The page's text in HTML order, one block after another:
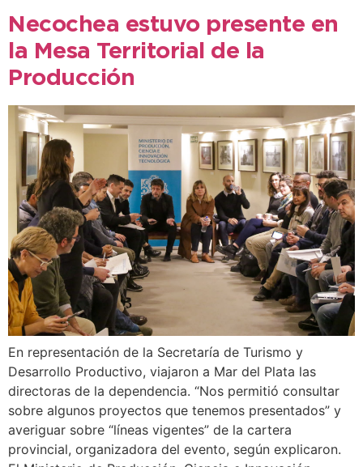
Necochea estuvo presente en
la Mesa Territorial de la
Producción
En representación de la Secretaría de Turismo y
Desarrollo Productivo, viajaron a Mar del Plata las
directoras de la dependencia. “Nos permitió consultar
sobre algunos proyectos que tenemos presentados” y
averiguar sobre “líneas vigentes” de la cartera
provincial, organizadora del evento, según explicaron.